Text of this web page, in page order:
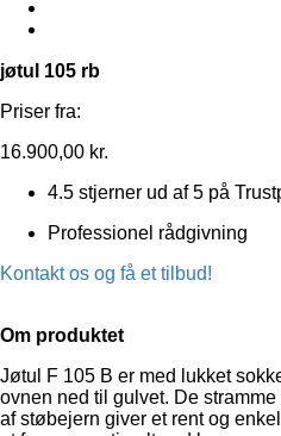
jøtul 105 rb
Priser fra:
16.900,00 kr.
4.5 stjerner ud af 5 på
Professionel rådgivning
Kontakt os og få et tilbud!
Om produktet
Jøtul F 105 B er med lukket
ovnen ned til gulvet. De
af støbejern giver et rent og